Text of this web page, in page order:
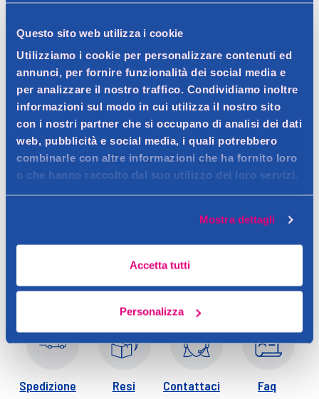
Questo sito web utilizza i cookie
Utilizziamo i cookie per personalizzare contenuti ed
annunci, per fornire funzionalità dei social media e
per analizzare il nostro traffico. Condividiamo inoltre
informazioni sul modo in cui utilizza il nostro sito
con i nostri partner che si occupano di analisi dei dati
web, pubblicità e social media, i quali potrebbero
combinarle con altre informazioni che ha fornito loro
o che hanno raccolto dal suo utilizzo dei loro servizi.
Mostra dettagli
Accetta tutti
Personalizza
Dettagli prodotto
Descrizione
Salviette umidificate
Spedizione Resi Contattaci Faq